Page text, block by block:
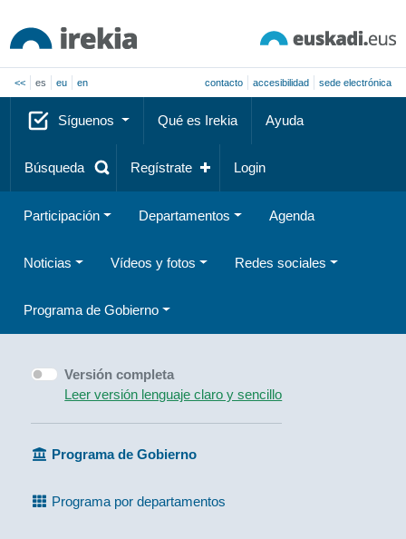
<< es eu en contacto accesibilidad sede electrónica
Síguenos Qué es Irekia Ayuda
Búsqueda Regístrate Login
Participación Departamentos Agenda
Noticias Vídeos y fotos Redes sociales
Programa de Gobierno
Versión completa
Leer versión lenguaje claro y sencillo
Programa de Gobierno
Programa por departamentos